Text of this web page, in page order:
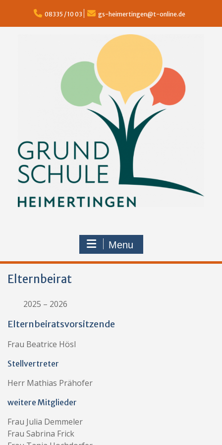
content
08335 / 10 03 gs-heimertingen@t-online.de
Menu
Elternbeirat
2025 – 2026
Elternbeiratsvorsitzende
Frau Beatrice Hösl
Stellvertreter
Herr Mathias Prähofer
weitere Mitglieder
Frau Julia Demmeler
Frau Sabrina Frick